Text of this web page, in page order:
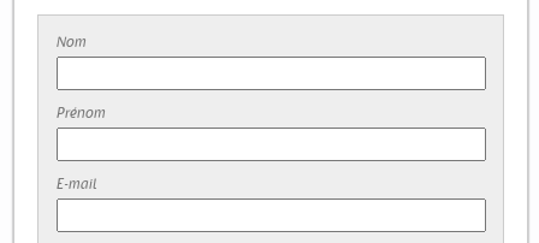
Nom
Prénom
E-mail